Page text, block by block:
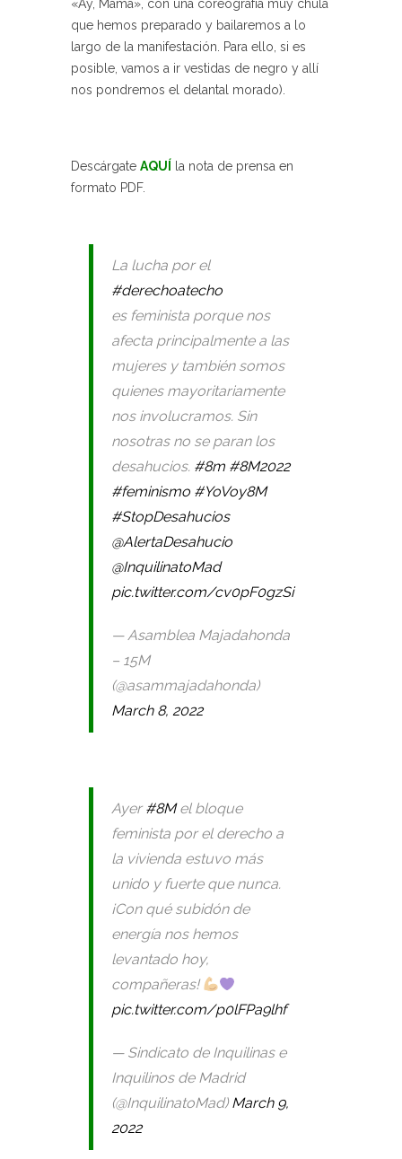
«Ay, Mamá», con una coreografía muy chula
que hemos preparado y bailaremos a lo
largo de la manifestación. Para ello, si es
posible, vamos a ir vestidas de negro y allí
nos pondremos el delantal morado).
Descárgate AQUÍ
la nota de prensa en
formato PDF.
La lucha por el
#derechoatecho
es feminista porque nos
afecta principalmente a las
mujeres y también somos
quienes mayoritariamente
nos involucramos. Sin
nosotras no se paran los
desahucios. #8m #8M2022
#feminismo #YoVoy8M
#StopDesahucios
@AlertaDesahucio
@InquilinatoMad
pic.twitter.com/cv0pF0gzSi
— Asamblea Majadahonda
– 15M
(@asammajadahonda)
March 8, 2022
Ayer #8Mel bloque
feminista por el derecho a
la vivienda estuvo más
unido y fuerte que nunca.
¡Con qué subidón de
energía nos hemos
levantado hoy,
compañeras!
pic.twitter.com/p0lFPa9lhf
— Sindicato de Inquilinas e
Inquilinos de Madrid
(@InquilinatoMad) March 9,
2022